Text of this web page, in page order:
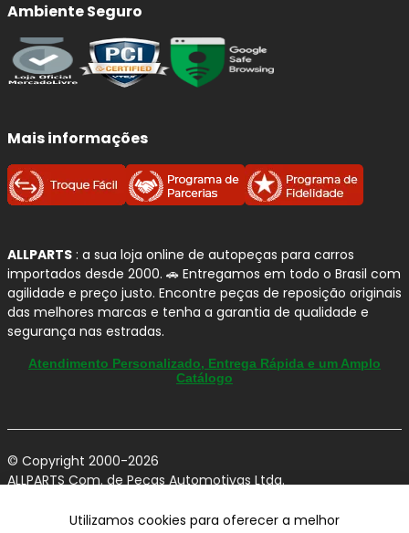
Ambiente Seguro
Mais informações
ALLPARTS : a sua loja online de autopeças para carros
importados desde 2000. 🚗 Entregamos em todo o Brasil com
agilidade e preço justo. Encontre peças de reposição originais
das melhores marcas e tenha a garantia de qualidade e
segurança nas estradas.
Atendimento Personalizado, Entrega Rápida e um Amplo
Catálogo
© Copyright 2000-2026
ALLPARTS Com. de Peças Automotivas Ltda.
Claudina - Vinhedo/SP - CEP 13284-480.
Utilizamos cookies para oferecer a melhor